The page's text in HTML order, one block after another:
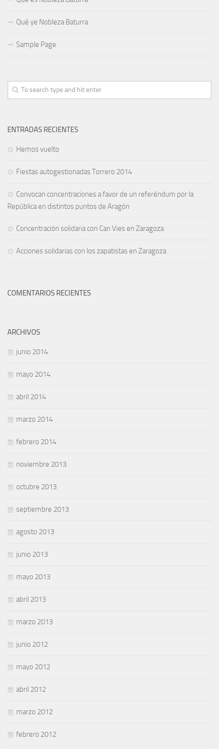
Qué ye Nobleza Baturra
Sample Page
ENTRADAS RECIENTES
Hemos vuelto
Fiestas autogestionadas Torrero 2014
Convocan concentraciones a favor de un referéndum por la
República en distintos puntos de Aragón
Concentración solidaria con Can Vies en Zaragoza
Acciones solidarias con los zapatistas en Zaragoza
COMENTARIOS RECIENTES
ARCHIVOS
junio 2014
mayo 2014
abril 2014
marzo 2014
febrero 2014
noviembre 2013
octubre 2013
septiembre 2013
agosto 2013
junio 2013
mayo 2013
abril 2013
marzo 2013
junio 2012
mayo 2012
abril 2012
marzo 2012
febrero 2012